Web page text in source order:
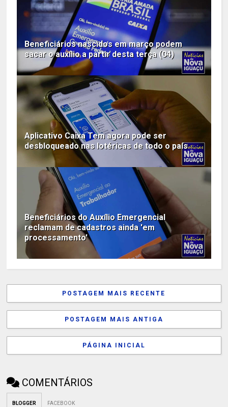
Beneficiários nascidos em março podem
sacar o auxílio a partir desta terça (04)
Aplicativo Caixa Tem agora pode ser
desbloqueado nas lotéricas de todo o país
Beneficiários do Auxílio Emergencial
reclamam de cadastros ainda 'em
processamento'
POSTAGEM MAIS RECENTE
POSTAGEM MAIS ANTIGA
PÁGINA INICIAL
COMENTÁRIOS
BLOGGER FACEBOOK